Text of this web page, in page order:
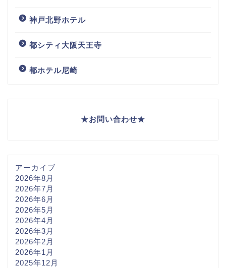
神戸北野ホテル
都シティ大阪天王寺
都ホテル尼崎
★お問い合わせ★
アーカイブ
2026年8月
2026年7月
2026年6月
2026年5月
2026年4月
2026年3月
2026年2月
2026年1月
2025年12月